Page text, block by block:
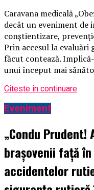
Caravana medicală
decât un eveniment
conștientizare,
Prin accesul la evaluări
făcut contează.
unui început mai
Citeste in continuare
Eveniment
„Condu Prudent!
brașovenii față
accidentelor